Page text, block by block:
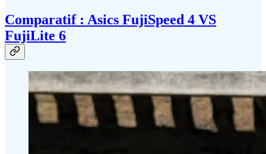
Comparatif : Asics FujiSpeed 4 VS
FujiLite 6